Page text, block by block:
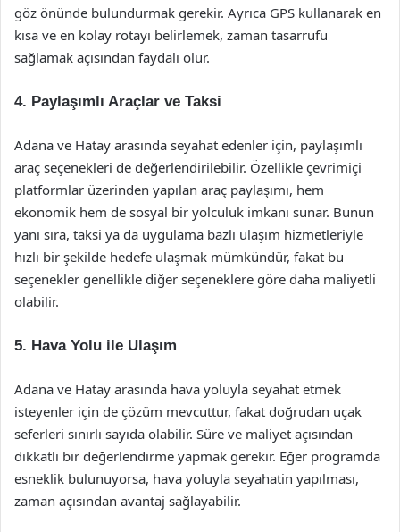
göz önünde bulundurmak gerekir. Ayrıca GPS kullanarak en
kısa ve en kolay rotayı belirlemek, zaman tasarrufu
sağlamak açısından faydalı olur.
4. Paylaşımlı Araçlar ve Taksi
Adana ve Hatay arasında seyahat edenler için, paylaşımlı
araç seçenekleri de değerlendirilebilir. Özellikle çevrimiçi
platformlar üzerinden yapılan araç paylaşımı, hem
ekonomik hem de sosyal bir yolculuk imkanı sunar. Bunun
yanı sıra, taksi ya da uygulama bazlı ulaşım hizmetleriyle
hızlı bir şekilde hedefe ulaşmak mümkündür, fakat bu
seçenekler genellikle diğer seçeneklere göre daha maliyetli
olabilir.
5. Hava Yolu ile Ulaşım
Adana ve Hatay arasında hava yoluyla seyahat etmek
isteyenler için de çözüm mevcuttur, fakat doğrudan uçak
seferleri sınırlı sayıda olabilir. Süre ve maliyet açısından
dikkatli bir değerlendirme yapmak gerekir. Eğer programda
esneklik bulunuyorsa, hava yoluyla seyahatin yapılması,
zaman açısından avantaj sağlayabilir.